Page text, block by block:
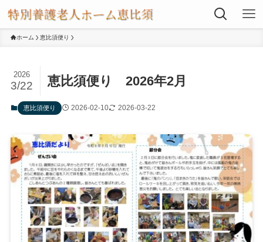
ホーム 恵比須便り
恵比須便り 2026年2月
2026
3/22
恵比須便り 2026-02-10 2026-03-22